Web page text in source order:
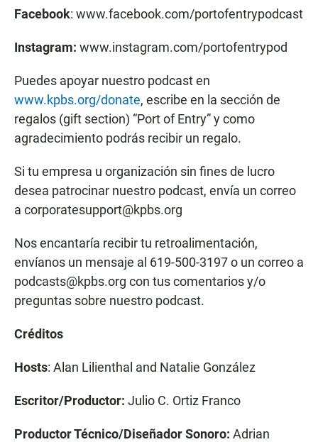
Facebook: www.facebook.com/portofentrypodcast
Instagram: www.instagram.com/portofentrypod
Puedes apoyar nuestro podcast en
www.kpbs.org/donate, escribe en la sección de
regalos (gift section) “Port of Entry” y como
agradecimiento podrás recibir un regalo.
Si tu empresa u organización sin fines de lucro
desea patrocinar nuestro podcast, envía un correo
a corporatesupport@kpbs.org
Nos encantaría recibir tu retroalimentación,
envíanos un mensaje al 619-500-3197 o un correo a
podcasts@kpbs.org con tus comentarios y/o
preguntas sobre nuestro podcast.
Créditos
Hosts: Alan Lilienthal and Natalie González
Escritor/Productor: Julio C. Ortiz Franco
Productor Técnico/Diseñador Sonoro: Adrian